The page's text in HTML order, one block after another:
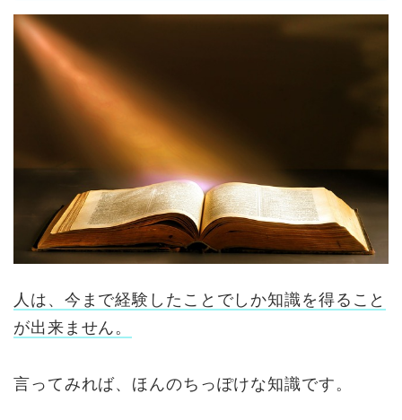
人は、今まで経験したことでしか知識を得ること
が出来ません。
言ってみれば、ほんのちっぽけな知識です。